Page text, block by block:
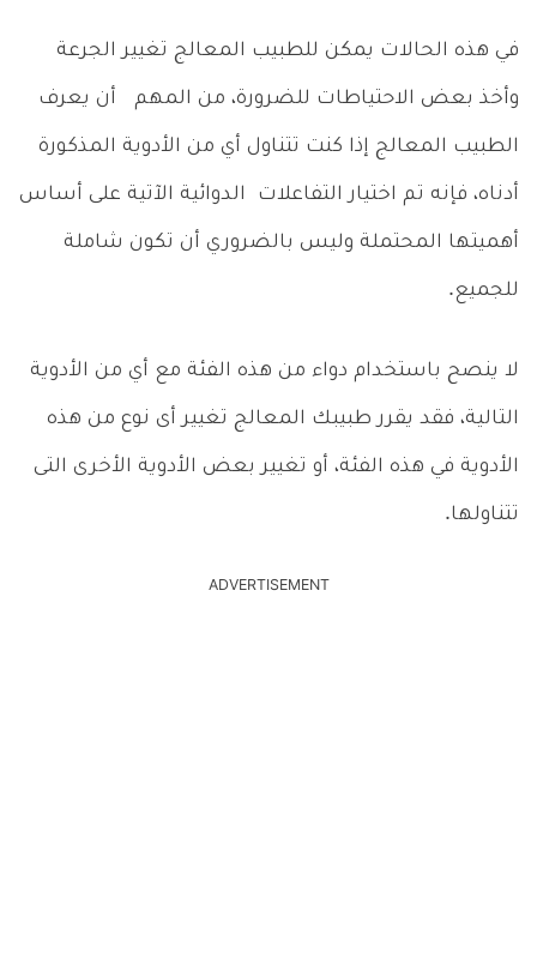
في هذه الحالات يمكن للطبيب المعالج تغيير الجرعة
وأخذ بعض الاحتياطات للضرورة، من المهم أن يعرف
الطبيب المعالج إذا كنت تتناول أي من الأدوية المذكورة
أدناه، فإنه تم اختيار التفاعلات الدوائية الآتية على أساس
أهميتها المحتملة وليس بالضروري أن تكون شاملة
للجميع.
لا ينصح باستخدام دواء من هذه الفئة مع أي من الأدوية
التالية، فقد يقرر طبيبك المعالج تغيير أى نوع من هذه
الأدوية في هذه الفئة، أو تغيير بعض الأدوية الأخرى التى
تتناولها.
ADVERTISEMENT